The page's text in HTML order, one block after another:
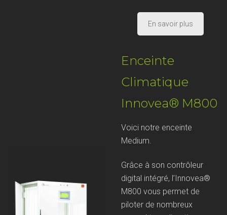
En savoir plus
Enceinte
Climatique
Innovea® M800
Voici notre enceinte
Medium.
Grâce à son contrôleur
digital intégré, l’Innovea®
M800 vous permet de
piloter de nombreux